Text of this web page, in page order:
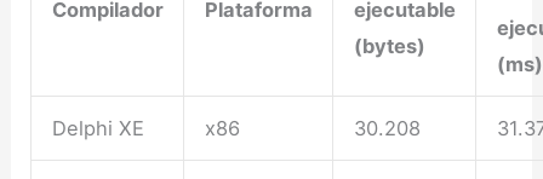
Compilador Plataforma
ejecutable
(bytes)
(ms)
Delphi XE x86 30.208